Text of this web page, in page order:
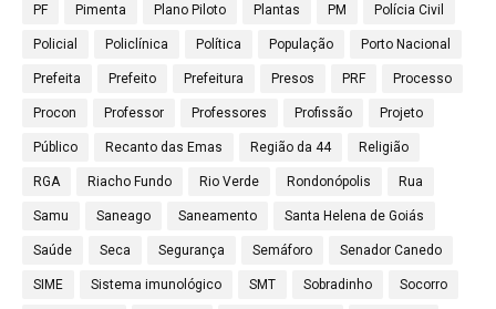
PF Pimenta Plano Piloto Plantas PM Polícia Civil
Policial Policlínica Política População Porto Nacional
Prefeita Prefeito Prefeitura Presos PRF Processo
Procon Professor Professores Profissão Projeto
Público Recanto das Emas Região da 44 Religião
RGA Riacho Fundo Rio Verde Rondonópolis Rua
Samu Saneago Saneamento Santa Helena de Goiás
Saúde Seca Segurança Semáforo Senador Canedo
SIME Sistema imunológico SMT Sobradinho Socorro